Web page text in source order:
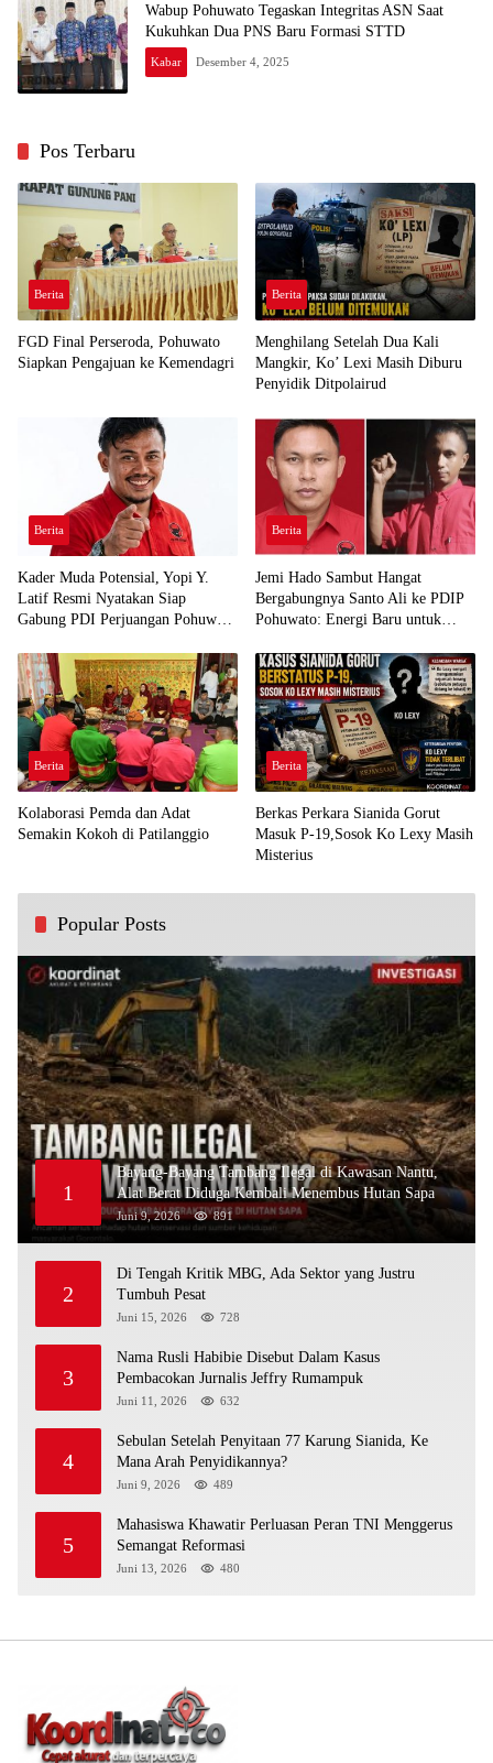
Wabup Pohuwato Tegaskan Integritas ASN Saat
Kukuhkan Dua PNS Baru Formasi STTD
Kabar Desember 4, 2025
Pos Terbaru
Berita
FGD Final Perseroda, Pohuwato
Siapkan Pengajuan ke Kemendagri
Berita
Menghilang Setelah Dua Kali
Mangkir, Ko’ Lexi Masih Diburu
Penyidik Ditpolairud
Berita
Kader Muda Potensial, Yopi Y.
Latif Resmi Nyatakan Siap
Gabung PDI Perjuangan Pohuwato
Berita
Jemi Hado Sambut Hangat
Bergabungnya Santo Ali ke PDIP
Pohuwato: Energi Baru untuk
Berita
Kolaborasi Pemda dan Adat
Semakin Kokoh di Patilanggio
Berita
Berkas Perkara Sianida Gorut
Masuk P-19,Sosok Ko Lexy Masih
Misterius
Popular Posts
1
Bayang-Bayang Tambang Ilegal di Kawasan Nantu,
Alat Berat Diduga Kembali Menembus Hutan Sapa
Juni 9, 2026 891
2
Di Tengah Kritik MBG, Ada Sektor yang Justru
Tumbuh Pesat
Juni 15, 2026 728
3
Nama Rusli Habibie Disebut Dalam Kasus
Pembacokan Jurnalis Jeffry Rumampuk
Juni 11, 2026 632
4
Sebulan Setelah Penyitaan 77 Karung Sianida, Ke
Mana Arah Penyidikannya?
Juni 9, 2026 489
5
Mahasiswa Khawatir Perluasan Peran TNI Menggerus
Semangat Reformasi
Juni 13, 2026 480